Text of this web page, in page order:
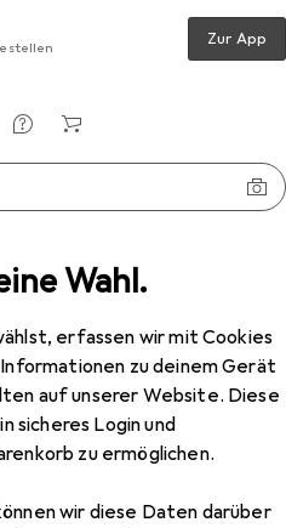
Wahl.
erfassen wir mit Cookies
zu deinem Gerät
auf unserer Website. Diese
sicheres Login und
zu ermöglichen.
wir diese Daten darüber
Zur App
10 - 125 A
TISA185ACDC WIG-
10 - 125 A